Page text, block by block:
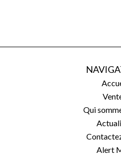
Qui
Alert